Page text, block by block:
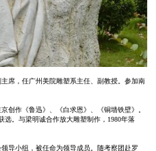
，任广州美院雕塑系主任、副教授。参加南
作《鲁迅》、《白求恩》、《铜墙铁壁》。
选。与梁明诚合作放大雕塑制作，1980年落
小组，被任命为领导成员。随考察团赴罗